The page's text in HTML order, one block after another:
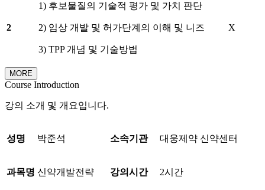
2
1) 후보물질의 기술적 평가 및 가치 판단
2) 임상 개발 및 허가단계의 이해 및 니즈
3) TPP 개념 및 기술방법
X
MORE
Course Introduction
강의 소개 및 개요입니다.
성명 박준석 소속기관 대웅제약 신약센터
과목명 신약개발전략 강의시간 2시간